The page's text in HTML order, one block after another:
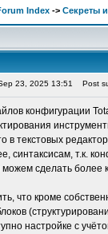
Index -> Секреты
23, 2025 13:51 Post
конфигурации
в текстовых
синтаксисам, т.к.
сделать более
что кроме
настройке с